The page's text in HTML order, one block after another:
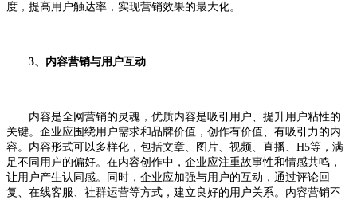
度，提高用户触达率，实现营销效果的最大化。
3、内容营销与用户互动
内容是全网营销的灵魂，优质内容是吸引用户、提升用户粘性的
关键。企业应围绕用户需求和品牌价值，创作有价值、有吸引力的内
容。内容形式可以多样化，包括文章、图片、视频、直播、H5等，满
足不同用户的偏好。在内容创作中，企业应注重故事性和情感共鸣，
让用户产生认同感。同时，企业应加强与用户的互动，通过评论回
复、在线客服、社群运营等方式，建立良好的用户关系。内容营销不